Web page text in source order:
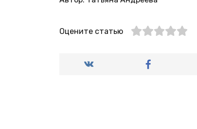
Оцените статью